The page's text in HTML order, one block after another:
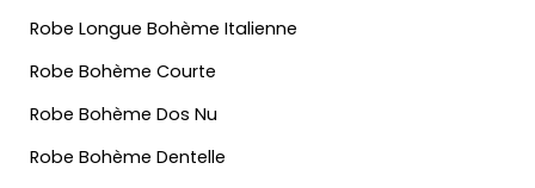
Robe Longue Bohème Italienne
Robe Bohème Courte
Robe Bohème Dos Nu
Robe Bohème Dentelle